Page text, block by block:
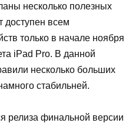
несколько полезных
доступен всем
только в начале ноября
iPad Pro. В данной
несколько больших
стабильней.
релиза финальной версии